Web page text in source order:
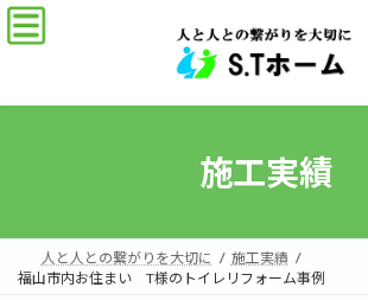
コ
ン
ツ
ナ
ビ
シ
施工実績
人と人との繋がりを大切に
施工実績
福山市内お住まい T様のトイレリフォーム事例